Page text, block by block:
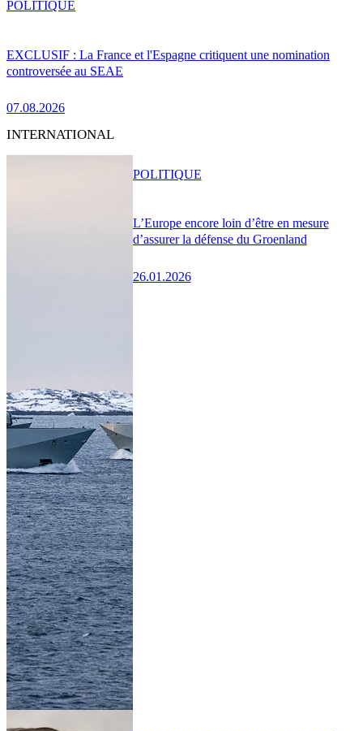
EXCLUSIF : La France et l'Espagne critiquent une nomination
controversée au SEAE
07.08.2026
POLITIQUE
INTERNATIONAL
L’Europe encore loin d’être en mesure
d’assurer la défense du Groenland
26.01.2026
POLITIQUE